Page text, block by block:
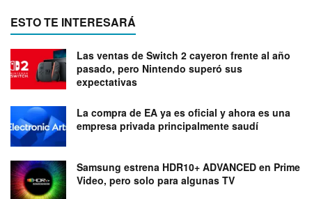
ESTO TE INTERESARÁ
Las ventas de Switch 2 cayeron frente al año
pasado, pero Nintendo superó sus
expectativas
La compra de EA ya es oficial y ahora es una
empresa privada principalmente saudí
Samsung estrena HDR10+ ADVANCED en Prime
Video, pero solo para algunas TV